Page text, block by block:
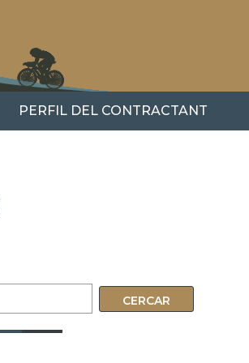
PERFIL DEL CONTRACTANT